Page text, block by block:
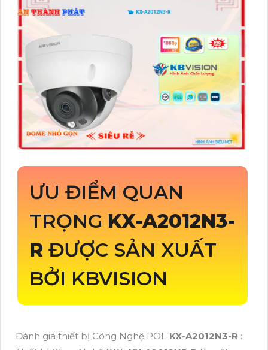
ƯU ĐIỂM QUAN
TRỌNG KX-A2012N3-
R ĐƯỢC SẢN XUẤT
BỞI KBVISION
Đánh giá thiết bị Công Nghệ POE KX-A2012N3-R :